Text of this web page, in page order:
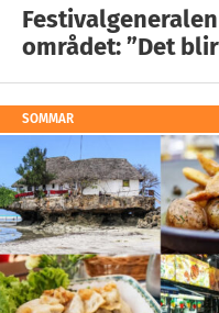
området: ”Det
SOMMAR